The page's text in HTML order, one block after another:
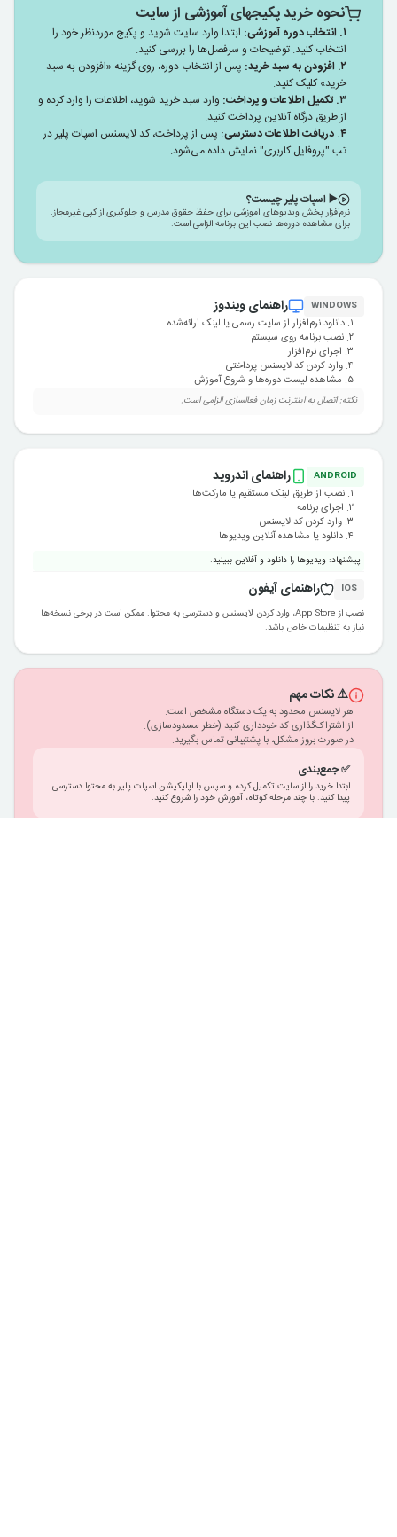
نحوه خرید پکیجهای آموزشی از سایت
۱. انتخاب دوره آموزشی:
ابتدا وارد سایت شوید و پکیج موردنظر خود را
انتخاب کنید. توضیحات و سرفصل‌ها را بررسی کنید.
۲. افزودن به سبد خرید:
پس از انتخاب دوره، روی گزینه «افزودن به سبد
خرید» کلیک کنید.
۳. تکمیل اطلاعات و پرداخت:
وارد سبد خرید شوید، اطلاعات را وارد کرده و
از طریق درگاه آنلاین پرداخت کنید.
۴. دریافت اطلاعات دسترسی:
پس از پرداخت، کد لایسنس اسپات پلیر در
تب "پروفایل کاربر‌ی" نمایش داده می‌شود.
▶️ اسپات پلیر چیست؟
نرم‌افزار پخش ویدیوهای آموزشی برای حفظ حقوق مدرس و جلوگیری از کپی غیرمجاز.
برای مشاهده دوره‌ها نصب این برنامه الزامی است.
WINDOWS راهنمای ویندوز
۱. دانلود نرم‌افزار از سایت رسمی یا لینک ارائه‌شده
۲. نصب برنامه روی سیستم
۳. اجرای نرم‌افزار
۴. وارد کردن کد لایسنس پرداختی
۵. مشاهده لیست دوره‌ها و شروع آموزش
نکته: اتصال به اینترنت زمان فعالسازی الزامی است.
ANDROID راهنمای اندروید
۱. نصب از طریق لینک مستقیم یا مارکت‌ها
۲. اجرای برنامه
۳. وارد کردن کد لایسنس
۴. دانلود یا مشاهده آنلاین ویدیوها
پیشنهاد: ویدیوها را دانلود و آفلاین ببینید.
IOS
راهنمای آیفون
نصب از App Store، وارد کردن لایسنس و دسترسی به محتوا. ممکن است در برخی نسخه‌ها
نیاز به تنظیمات خاص باشد.
⚠️ نکات مهم
هر لایسنس محدود به یک دستگاه مشخص است.
از اشتراک‌گذاری کد خودداری کنید (خطر مسدودسازی).
در صورت بروز مشکل، با پشتیبانی تماس بگیرید.
✅ جمع‌بندی
ابتدا خرید را از سایت تکمیل کرده و سپس با اپلیکیشن اسپات پلیر به محتوا دسترسی
پیدا کنید. با چند مرحله کوتاه، آموزش خود را شروع کنید.